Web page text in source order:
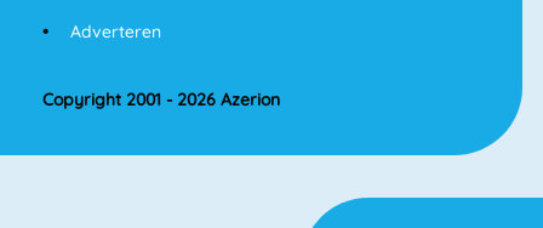
Adverteren
Copyright 2001 - 2026 Azerion